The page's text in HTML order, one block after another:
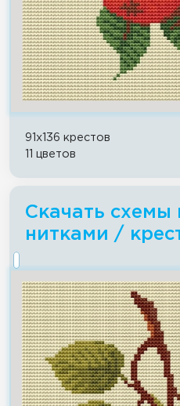
91x136 крестов
11 цветов
Скачать
нитками /